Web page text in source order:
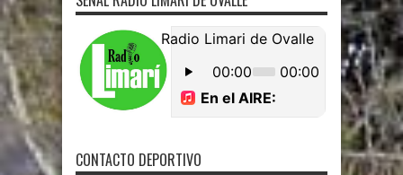
CONTACTO DEPORTIVO